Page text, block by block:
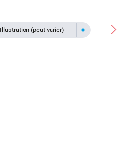
Illustration (peut varier)